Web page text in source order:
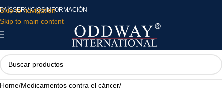
Skip to navigation
Skip to main content
PAÍSSERVICIOSINFORMACIÓN
Home/Medicamentos contra el cáncer/